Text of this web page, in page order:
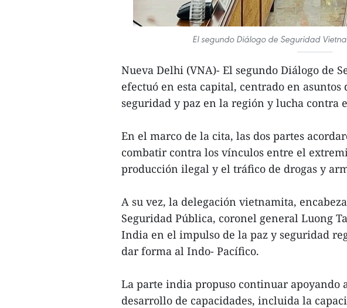
El segundo Diálogo de Seguridad
Nueva Delhi (VNA)- El segundo Diálogo de
efectuó en esta capital, centrado en
seguridad y paz en la región y lucha contra
En el marco de la cita, las dos partes
combatir contra los vínculos entre el
producción ilegal y el tráfico de drogas y
A su vez, la delegación vietnamita,
Seguridad Pública, coronel general Luong
India en el impulso de la paz y seguridad
dar forma al Indo- Pacífico.
La parte india propuso continuar apoyando
desarrollo de capacidades, incluida la